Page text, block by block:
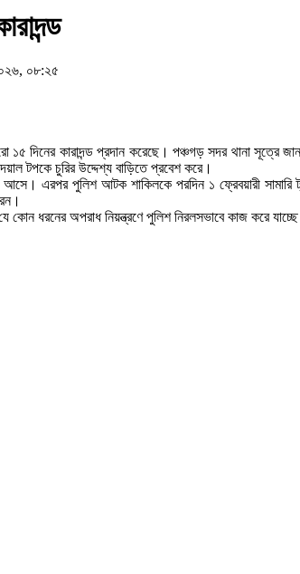
০৮:২৫
১৫ দিনের কারাদন্ড প্রদান করেছে। পঞ্চগড় সদর থানা সূত্রে
টপকে চুরির উদ্দেশ্য বাড়িতে প্রবেশ করে।
এরপর পুলিশ আটক শাকিলকে পরদিন ১ ফ্রেবয়ারী সামারি
ধরনের অপরাধ নিয়ন্ত্রণে পুলিশ নিরলসভাবে কাজ করে